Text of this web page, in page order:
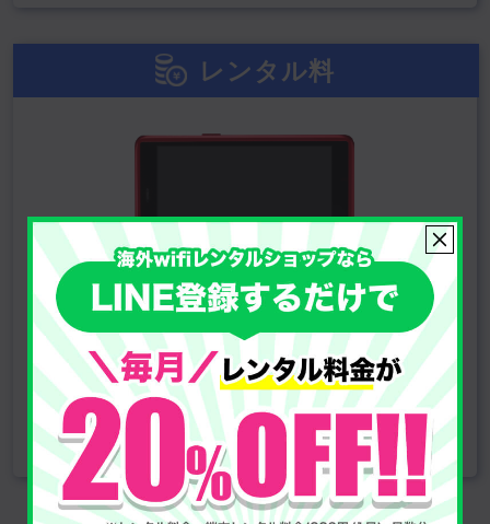
レンタル料
1日220 円(税込)
※レンタル料は電源を入れていない日も発生します
受取・返却方法を確認する